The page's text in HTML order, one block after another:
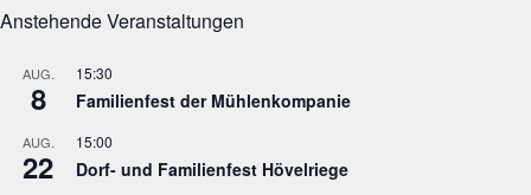
Anstehende Veranstaltungen
AUG.
8
15:30
Familienfest der Mühlenkompanie
AUG.
22
15:00
Dorf- und Familienfest Hövelriege